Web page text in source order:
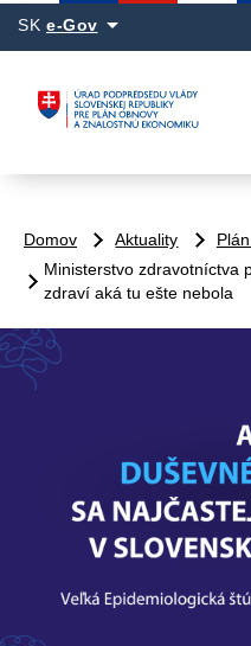
SK e-Govarrow_drop_down
Domov Aktuality
Ministerstvo zdravotníctva
zdraví aká tu ešte nebola